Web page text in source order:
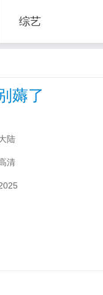
综艺
薅了
陆
清